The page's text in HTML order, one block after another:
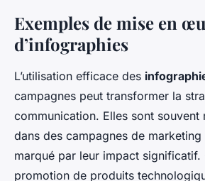
Exemples de mise en
d’infographies
L’utilisation efficace des
campagnes peut transformer la
communication. Elles sont souvent
dans des campagnes de
marqué par leur impact significatif.
promotion de produits